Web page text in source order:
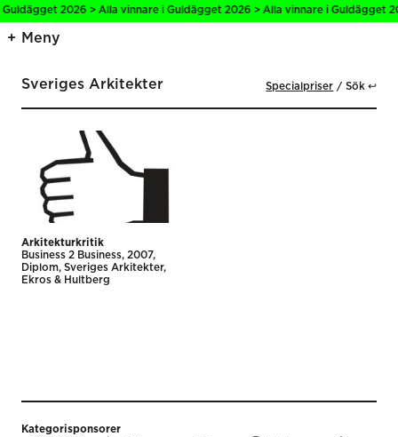
2026 > Alla vinnare i Guldägget 2026 > Alla vinnare i
Meny
Sveriges Arkitekter Specialpriser Sök ↩
Arkitekturkritik
Business 2 Business 2007
Diplom Sveriges Arkitekter
Ekros & Hultberg
Kategorisponsorer